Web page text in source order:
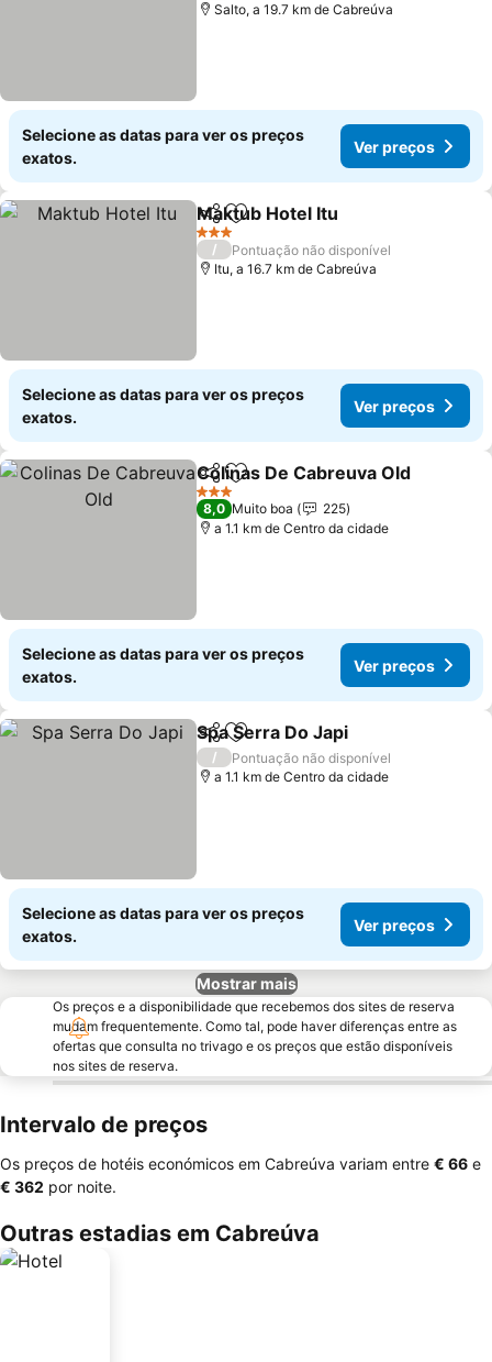
Salto, a 19.7 km de Cabreúva
Selecione as datas para ver os preços
exatos.
Ver preços
PartilharAdicionar aos favoritos
Maktub Hotel Itu
3 Estrelas
/
Pontuação não disponível
Itu, a 16.7 km de Cabreúva
Selecione as datas para ver os preços
exatos.
Ver preços
PartilharAdicionar aos favoritos
Colinas De Cabreuva Old
3 Estrelas
8,0 Muito boa
225
a 1.1 km de Centro da cidade
Selecione as datas para ver os preços
exatos.
Ver preços
PartilharAdicionar aos favoritos
Spa Serra Do Japi
/
Pontuação não disponível
a 1.1 km de Centro da cidade
Selecione as datas para ver os preços
exatos.
Ver preços
Mostrar mais
Os preços e a disponibilidade que recebemos dos sites de reserva
mudam frequentemente. Como tal, pode haver diferenças entre as
ofertas que consulta no trivago e os preços que estão disponíveis
nos sites de reserva.
Intervalo de preços
Os preços de hotéis económicos em Cabreúva variam entre ‎€ 66 e
‎€ 362 por noite.
Outras estadias em Cabreúva